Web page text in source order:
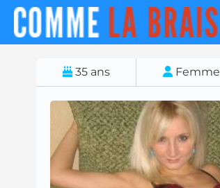
35 ans Femme